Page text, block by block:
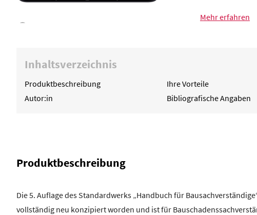
Mehr erfahren
Inhaltsverzeichnis
Produktbeschreibung Ihre Vorteile
Autor:in
Bibliografische Angaben
Produktbeschreibung
Die 5. Auflage des Standardwerks „Handbuch für
vollständig neu konzipiert worden und ist für